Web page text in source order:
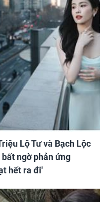
Lộ Tư và Bạch Lộc
ngờ phản ứng
hết ra đi'